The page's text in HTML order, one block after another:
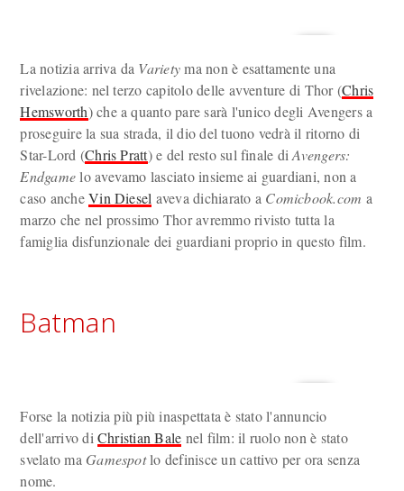
La notizia arriva da Varietyma non è esattamente una
rivelazione: nel terzo capitolo delle avventure di Thor (Chris
Hemsworth) che a quanto pare sarà l'unico degli Avengers a
proseguire la sua strada, il dio del tuono vedrà il ritorno di
Star-Lord (Chris Pratt) e del resto sul finale diAvengers:
Endgamelo avevamo lasciato insieme ai guardiani, non a
caso ancheVin Diesel aveva dichiarato a Comicbook.com a
marzo che nel prossimo Thor avremmo rivisto tutta la
famiglia disfunzionale dei guardiani proprio in questo film.
Batman
Forse la notizia più più inaspettata è stato l'annuncio
dell'arrivo diChristian Bale nel film: il ruolo non è stato
svelato ma Gamespotlo definisce un cattivo per ora senza
nome.